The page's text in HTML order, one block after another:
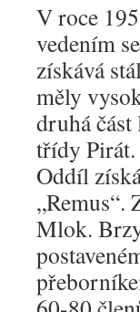
V roce
vedením
získává
měly
druhá
třídy Pirát.
Oddíl
Mlok.